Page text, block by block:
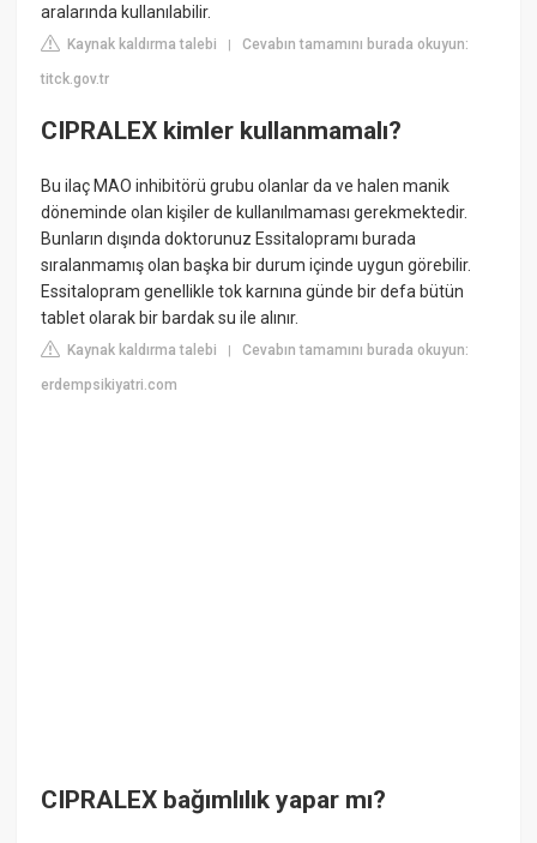
aralarında kullanılabilir.
Kaynak kaldırma talebi |Cevabın tamamını burada okuyun:
titck.gov.tr
CIPRALEX kimler kullanmamalı?
Bu ilaç MAO inhibitörü grubu olanlar da ve halen manik
döneminde olan kişiler de kullanılmaması gerekmektedir.
Bunların dışında doktorunuz Essitalopramı burada
sıralanmamış olan başka bir durum içinde uygun görebilir.
Essitalopram genellikle tok karnına günde bir defa bütün
tablet olarak bir bardak su ile alınır.
Kaynak kaldırma talebi |Cevabın tamamını burada okuyun:
erdempsikiyatri.com
CIPRALEX bağımlılık yapar mı?